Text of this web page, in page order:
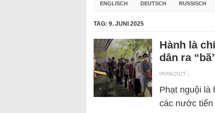
ENGLISCH DEUTSCH RUSSISCH
TAG: 9. JUNI 2025
Hành là
dân ra
09/06/2025 |
Phạt nguội là
các nước tiến